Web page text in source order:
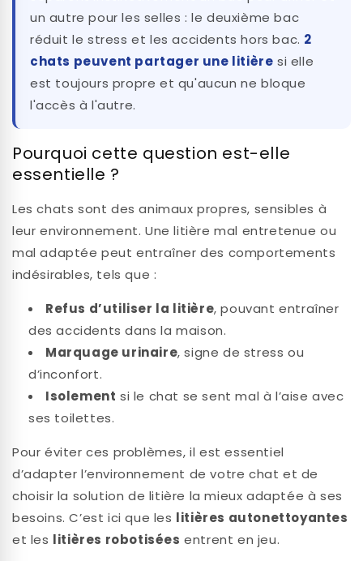
un autre pour les selles : le deuxième bac
réduit le stress et les accidents hors bac. 2
chats peuvent partager une litière si elle
est toujours propre et qu'aucun ne bloque
l'accès à l'autre.
Pourquoi cette question est-elle
essentielle ?
Les chats sont des animaux propres, sensibles à
leur environnement. Une litière mal entretenue ou
mal adaptée peut entraîner des comportements
indésirables, tels que :
Refus d’utiliser la litière, pouvant entraîner
des accidents dans la maison.
Marquage urinaire, signe de stress ou
d’inconfort.
Isolement si le chat se sent mal à l’aise avec
ses toilettes.
Pour éviter ces problèmes, il est essentiel
d’adapter l’environnement de votre chat et de
choisir la solution de litière la mieux adaptée à ses
besoins. C’est ici que les litières autonettoyantes
et les litières robotisées entrent en jeu.